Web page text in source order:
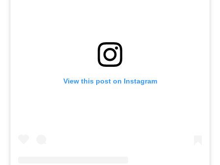
View this post on Instagram